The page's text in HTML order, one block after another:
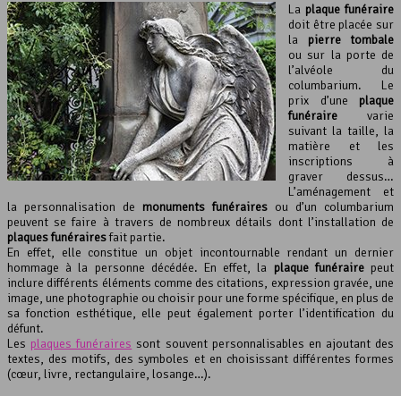
La plaque funéraire
doit être placée sur
la pierre tombale
ou sur la porte de
l’alvéole du
columbarium. Le
prix d’une plaque
funéraire varie
suivant la taille, la
matière et les
inscriptions à
graver dessus…
L’aménagement et
la personnalisation de monuments funéraires ou d’un columbarium
peuvent se faire à travers de nombreux détails dont l’installation de
plaques funérairesfait partie.
En effet, elle constitue un objet incontournable rendant un dernier
hommage à la personne décédée. En effet, la plaque funérairepeut
inclure différents éléments comme des citations, expression gravée, une
image, une photographie ou choisir pour une forme spécifique, en plus de
sa fonction esthétique, elle peut également porter l’identification du
défunt.
Les plaques funéraires sont souvent personnalisables en ajoutant des
textes, des motifs, des symboles et en choisissant différentes formes
(cœur, livre, rectangulaire, losange…).